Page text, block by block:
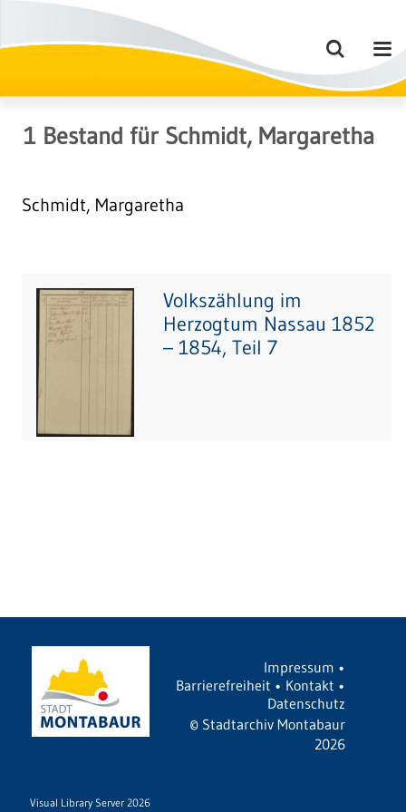
1 Bestand für Schmidt, Margaretha
Schmidt, Margaretha
Volkszählung im
Herzogtum Nassau 1852
– 1854, Teil 7
Impressum •
Barrierefreiheit • Kontakt •
Datenschutz
© Stadtarchiv Montabaur
2026
Visual Library Server 2026